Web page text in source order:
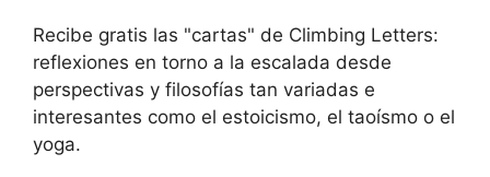
Recibe gratis las "cartas" de Climbing Letters:
reflexiones en torno a la escalada desde
perspectivas y filosofías tan variadas e
interesantes como el estoicismo, el taoísmo o el
yoga.